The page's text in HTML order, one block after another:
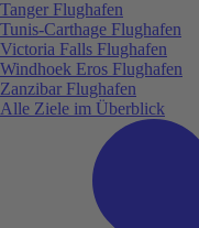
Tanger Flughafen
Tunis-Carthage Flughafen
Victoria Falls Flughafen
Windhoek Eros Flughafen
Zanzibar Flughafen
Alle Ziele im Überblick